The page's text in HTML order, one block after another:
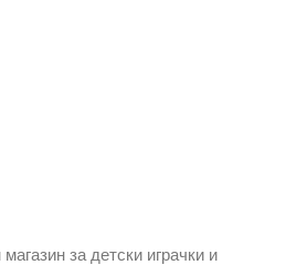
за детски играчки и